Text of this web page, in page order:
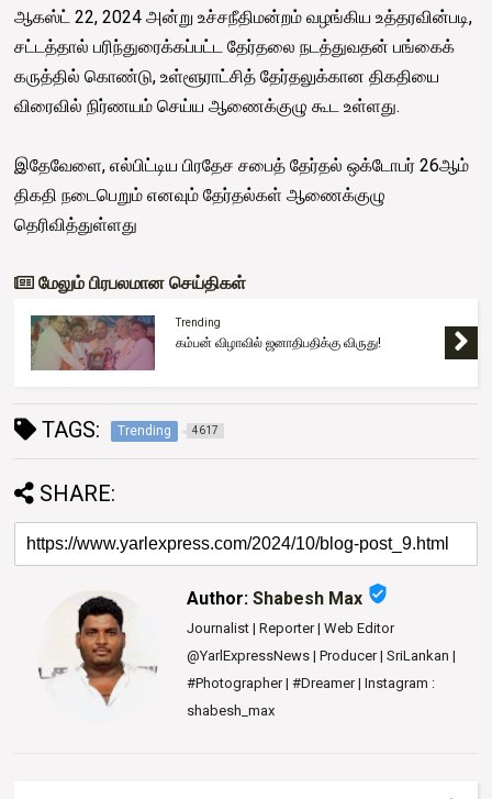
ஆகஸ்ட் 22, 2024 அன்று உச்சநீதிமன்றம் வழங்கிய உத்தரவின்படி,
சட்டத்தால் பரிந்துரைக்கப்பட்ட தேர்தலை நடத்துவதன் பங்கைக்
கருத்தில் கொண்டு, உள்ளூராட்சித் தேர்தலுக்கான திகதியை
விரைவில் நிர்ணயம் செய்ய ஆணைக்குழு கூட உள்ளது.
இதேவேளை, எல்பிட்டிய பிரதேச சபைத் தேர்தல் ஒக்டோபர் 26ஆம்
திகதி நடைபெறும் எனவும் தேர்தல்கள் ஆணைக்குழு
தெரிவித்துள்ளது
மேலும் பிரபலமான செய்திகள்
Trending
கம்பன் விழாவில் ஜனாதிபதிக்கு விருது!
TAGS: Trending 4617
SHARE:
Author:Shabesh Max verified_user
Journalist | Reporter | Web Editor
@YarlExpressNews | Producer | SriLankan |
#Photographer | #Dreamer | Instagram :
shabesh_max